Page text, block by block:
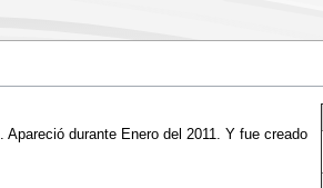
. Apareció durante Enero del 2011. Y fue creado